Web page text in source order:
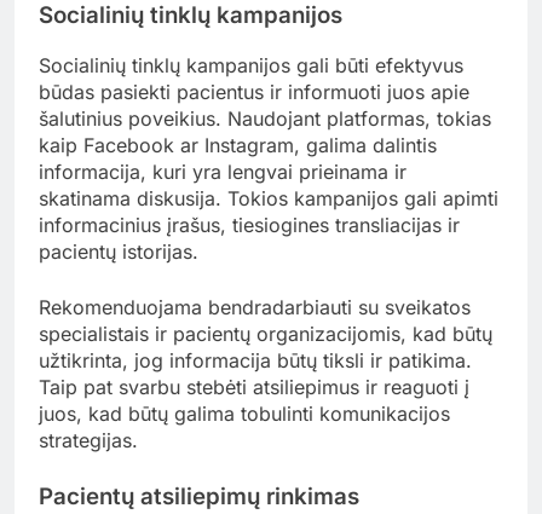
Socialinių tinklų kampanijos
Socialinių tinklų kampanijos gali būti efektyvus
būdas pasiekti pacientus ir informuoti juos apie
šalutinius poveikius. Naudojant platformas, tokias
kaip Facebook ar Instagram, galima dalintis
informacija, kuri yra lengvai prieinama ir
skatinama diskusija. Tokios kampanijos gali apimti
informacinius įrašus, tiesiogines transliacijas ir
pacientų istorijas.
Rekomenduojama bendradarbiauti su sveikatos
specialistais ir pacientų organizacijomis, kad būtų
užtikrinta, jog informacija būtų tiksli ir patikima.
Taip pat svarbu stebėti atsiliepimus ir reaguoti į
juos, kad būtų galima tobulinti komunikacijos
strategijas.
Pacientų atsiliepimų rinkimas